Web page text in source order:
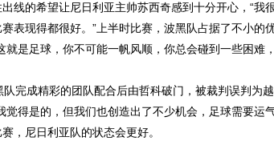
的希望让尼日利亚主帅苏西奇感到十分开心，“我
表现得都很好。”上半时比赛，波黑队占据了不小的
就是足球，你不可能一帆风顺，你总会碰到一些困难
成精彩的团队配合后由哲科破门，被裁判误判为
觉得是的，但我们也创造出了不少机会，足球需要运
，尼日利亚队的状态会更好。